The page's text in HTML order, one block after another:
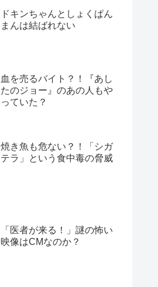
ドキンちゃんとしょくぱん
まんは結ばれない
血を売るバイト？！『あし
たのジョー』のあの人もや
っていた？
焼き魚も危ない？！「シガ
テラ」という食中毒の脅威
「医者が来る！」謎の怖い
映像はCMなのか？